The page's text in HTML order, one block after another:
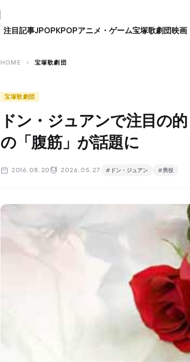
close
注目記事JPOPKPOPアニメ・ゲーム宝塚歌劇団映画
HOME chevron_right 宝塚歌劇団
宝塚歌劇団
ドン・ジュアンで注目の
の「腹筋」が話題に
2016.08.20 2026.05.27 #ドン・ジュアン #男役